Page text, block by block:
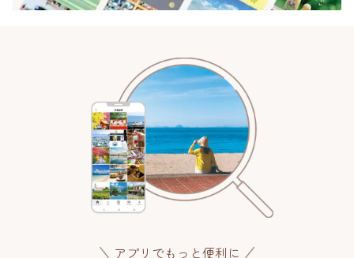
アプリでもっと便利に